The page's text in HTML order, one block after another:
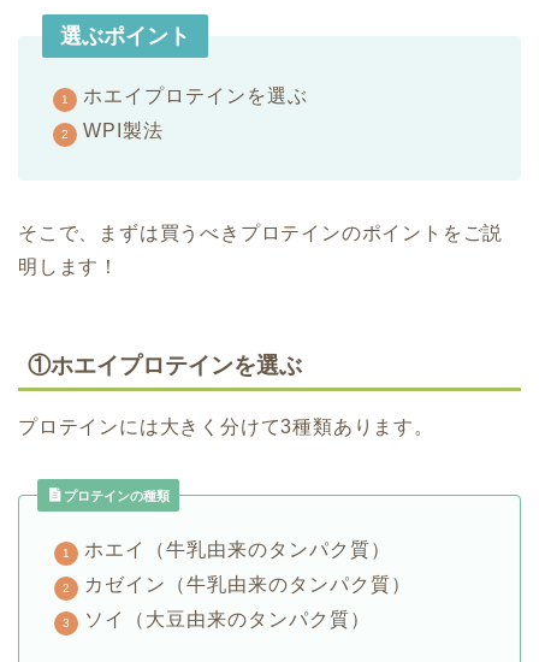
選ぶポイント
ホエイプロテインを選ぶ
WPI製法
そこで、まずは買うべきプロテインのポイントをご説
明します！
①ホエイプロテインを選ぶ
プロテインには大きく分けて3種類あります。
プロテインの種類
ホエイ（牛乳由来のタンパク質）
カゼイン（牛乳由来のタンパク質）
ソイ（大豆由来のタンパク質）